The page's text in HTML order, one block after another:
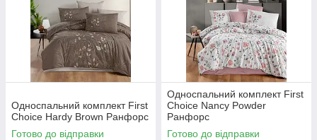
Односпальний комплект First
Choice Hardy Brown Ранфорс
Готово до відправки
Односпальний комплект First
Choice Nancy Powder
Ранфорс
Готово до відправки